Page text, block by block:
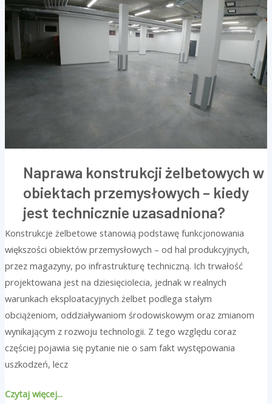
Naprawa konstrukcji żelbetowych w
obiektach przemysłowych – kiedy
jest technicznie uzasadniona?
Konstrukcje żelbetowe stanowią podstawę funkcjonowania
większości obiektów przemysłowych – od hal produkcyjnych,
przez magazyny, po infrastrukturę techniczną. Ich trwałość
projektowana jest na dziesięciolecia, jednak w realnych
warunkach eksploatacyjnych żelbet podlega stałym
obciążeniom, oddziaływaniom środowiskowym oraz zmianom
wynikającym z rozwoju technologii. Z tego względu coraz
częściej pojawia się pytanie nie o sam fakt występowania
uszkodzeń, lecz
żelbetowych
obiektach
przemysłowych
–
Czytaj więcej...